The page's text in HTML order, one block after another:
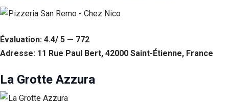
Évaluation: 4.4/ 5 — 772
Adresse: 11 Rue Paul Bert, 42000 Saint-Étienne, France
La Grotte Azzura